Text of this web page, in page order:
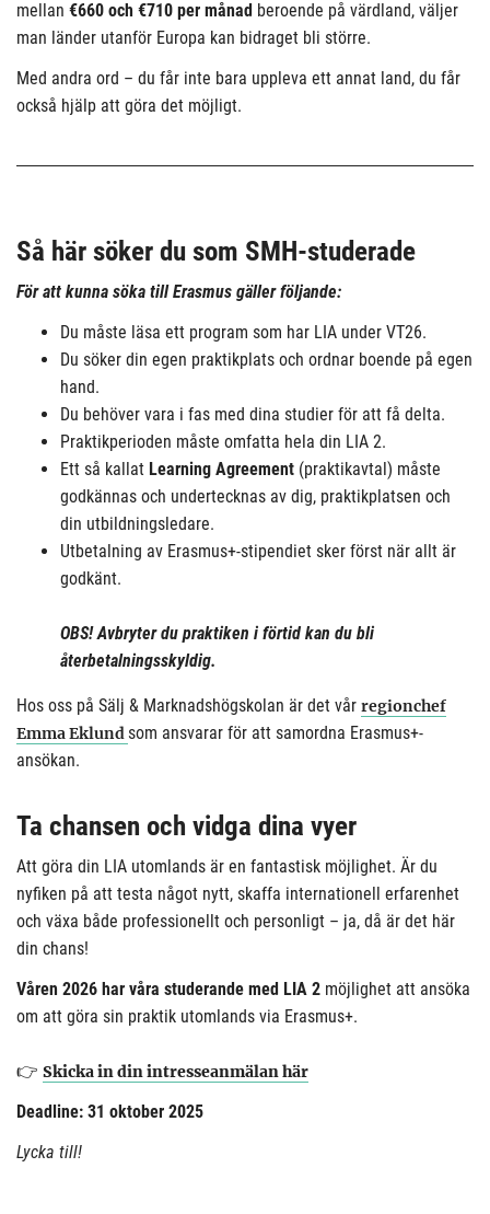
mellan €660 och €710 per månad beroende på värdland, väljer
man länder utanför Europa kan bidraget bli större.
Med andra ord – du får inte bara uppleva ett annat land, du får
också hjälp att göra det möjligt.
Så här söker du som SMH-studerade
För att kunna söka till Erasmus gäller följande:
Du måste läsa ett program som har LIA under VT26.
Du söker din egen praktikplats och ordnar boende på egen
hand.
Du behöver vara i fas med dina studier för att få delta.
Praktikperioden måste omfatta hela din LIA 2.
Ett så kallat Learning Agreement (praktikavtal) måste
godkännas och undertecknas av dig, praktikplatsen och
din utbildningsledare.
Utbetalning av Erasmus+-stipendiet sker först när allt är
godkänt.
OBS! Avbryter du praktiken i förtid kan du bli
återbetalningsskyldig.
Hos oss på Sälj & Marknadshögskolan är det vår regionchef
Emma Eklundsom ansvarar för att samordna Erasmus+-
ansökan.
Ta chansen och vidga dina vyer
Att göra din LIA utomlands är en fantastisk möjlighet. Är du
nyfiken på att testa något nytt, skaffa internationell erfarenhet
och växa både professionellt och personligt – ja, då är det här
din chans!
Våren 2026 har våra studerande med LIA 2 möjlighet att ansöka
om att göra sin praktik utomlands via Erasmus+.
👉 Skicka in din intresseanmälan här
Deadline: 31 oktober 2025
Lycka till!